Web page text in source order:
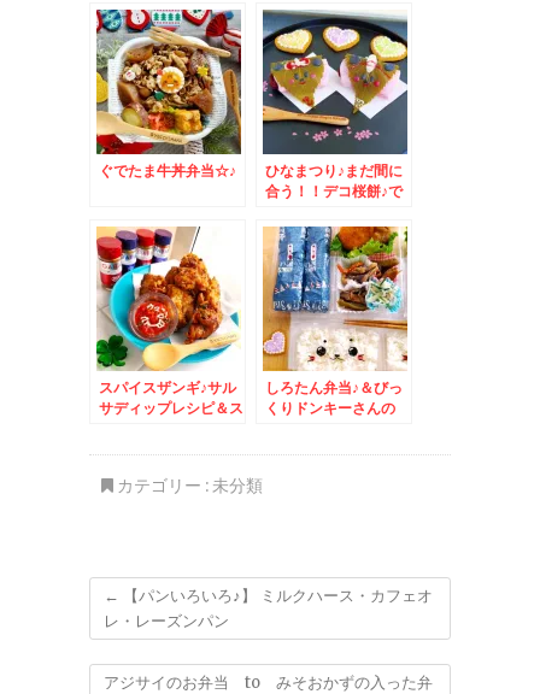
しょう？？＆北海道で
の冬場の移動につい
て。
ぐでたま牛丼弁当☆♪
ひなまつり♪まだ間に
合う！！デコ桜餅♪で
スパイスザンギ♪サル
サディップレシピ＆ス
しろたん弁当♪＆びっ
くりドンキーさんの
カテゴリー :未分類
←
【パンいろいろ♪】 ミルクハース・カフェオ
レ・レーズンパン
アジサイのお弁当 to みそおかずの入った弁